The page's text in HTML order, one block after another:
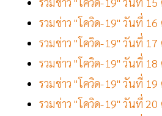
รวมข่าว "โควิด-19" วันที่ 16
รวมข่าว "โควิด-19" วันที่ 17
รวมข่าว "โควิด-19" วันที่ 18
รวมข่าว "โควิด-19" วันที่ 19
รวมข่าว "โควิด-19" วันที่ 20